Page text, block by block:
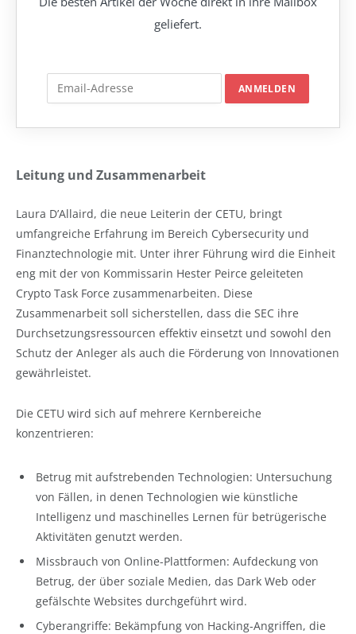
geliefert.
Leitung und Zusammenarbeit
Laura D’Allaird, die neue Leiterin der CETU, bringt
umfangreiche Erfahrung im Bereich Cybersecurity und
Finanztechnologie mit. Unter ihrer Führung wird die Einheit
eng mit der von Kommissarin Hester Peirce geleiteten
Crypto Task Force zusammenarbeiten. Diese
Zusammenarbeit soll sicherstellen, dass die SEC ihre
Durchsetzungsressourcen effektiv einsetzt und sowohl den
Schutz der Anleger als auch die Förderung von Innovationen
gewährleistet.
Die CETU wird sich auf mehrere Kernbereiche
konzentrieren:
Betrug mit aufstrebenden Technologien: Untersuchung
von Fällen, in denen Technologien wie künstliche
Intelligenz und maschinelles Lernen für betrügerische
Aktivitäten genutzt werden.
Missbrauch von Online-Plattformen: Aufdeckung von
Betrug, der über soziale Medien, das Dark Web oder
gefälschte Websites durchgeführt wird.
Cyberangriffe: Bekämpfung von Hacking-Angriffen, die